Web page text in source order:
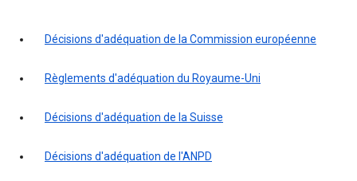
Décisions d'adéquation de la Commission européenne
Règlements d'adéquation du Royaume-Uni
Décisions d'adéquation de la Suisse
Décisions d'adéquation de l'ANPD